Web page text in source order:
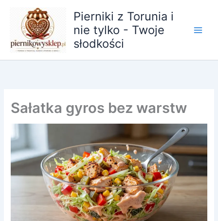
Pierniki z Torunia i
nie tylko - Twoje
słodkości
Sałatka gyros bez warstw